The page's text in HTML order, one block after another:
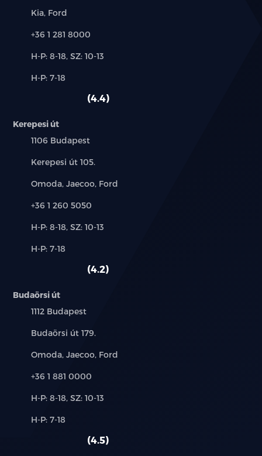
Márkák:
Kia, Ford
Telefon:
+36 1 281 8000
Új-
használt
H-P: 8-18, SZ: 10-13
Alkatrész,
H-P: 7-18
4.4
Kerepesi út
Település:
1106 Budapest
Cím:
Kerepesi út 105.
Márkák:
Omoda, Jaecoo, Ford
Telefon:
+36 1 260 5050
Új-
használt
H-P: 8-18, SZ: 10-13
Alkatrész,
H-P: 7-18
4.2
Budaörsi út
Település:
1112 Budapest
Cím:
Budaörsi út 179.
Márkák:
Omoda, Jaecoo, Ford
Telefon:
+36 1 881 0000
Új-
használt
H-P: 8-18, SZ: 10-13
Alkatrész,
H-P: 7-18
4.5